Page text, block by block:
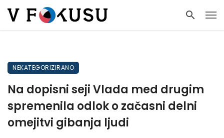
NEKATEGORIZIRANO
Na dopisni seji Vlada med drugim
spremenila odlok o začasni delni
omejitvi gibanja ljudi